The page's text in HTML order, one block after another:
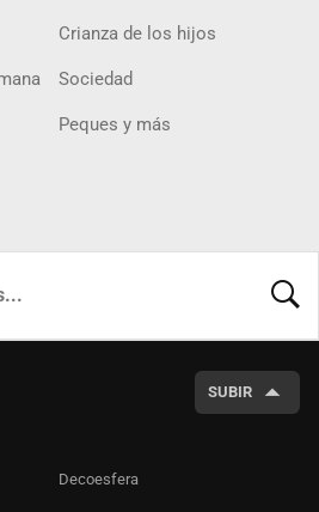
Crianza de los hijos
Sociedad
Peques y más
SUBIR
Decoesfera